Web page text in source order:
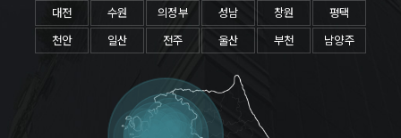
대전 수원 의정부 성남 창원 평택
천안 일산 전주 울산 부천 남양주